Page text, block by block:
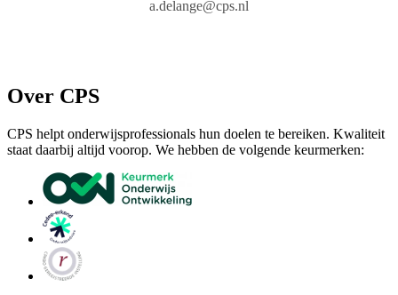
a.delange@cps.nl
Over CPS
CPS helpt onderwijsprofessionals hun doelen te bereiken. Kwaliteit
staat daarbij altijd voorop. We hebben de volgende keurmerken: